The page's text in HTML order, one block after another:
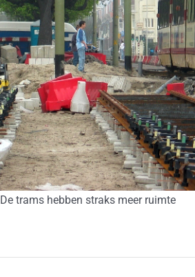
De trams hebben straks meer ruimte